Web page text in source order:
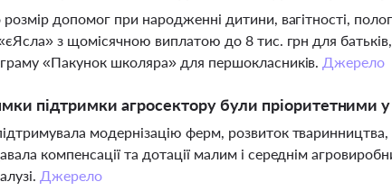
допомог при народженні дитини, вагітності,
з щомісячною виплатою до 8 тис. грн для
«Пакунок школяра» для першокласників. Джерело
підтримки агросектору були пріоритетними у
модернізацію ферм, розвиток тваринництва,
компенсації та дотації малим і середнім
Джерело